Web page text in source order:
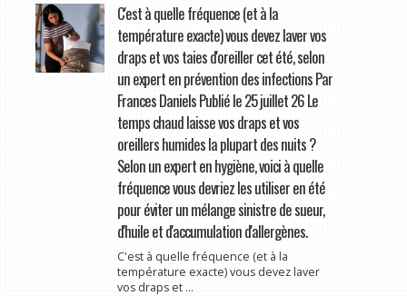
C'est à quelle fréquence (et à la
température exacte) vous devez laver vos
draps et vos taies d'oreiller cet été, selon
un expert en prévention des infections Par
Frances Daniels Publié le 25 juillet 26 Le
temps chaud laisse vos draps et vos
oreillers humides la plupart des nuits ?
Selon un expert en hygiène, voici à quelle
fréquence vous devriez les utiliser en été
pour éviter un mélange sinistre de sueur,
d'huile et d'accumulation d'allergènes.
C'est à quelle fréquence (et à la
température exacte) vous devez laver
vos draps et ...